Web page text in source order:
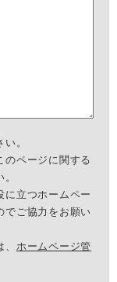
。
ページに関する
立つホームペー
でご協力をお願い
ホームページ管